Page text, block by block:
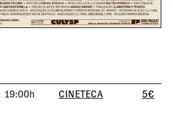
19:00h CINETECA 5€